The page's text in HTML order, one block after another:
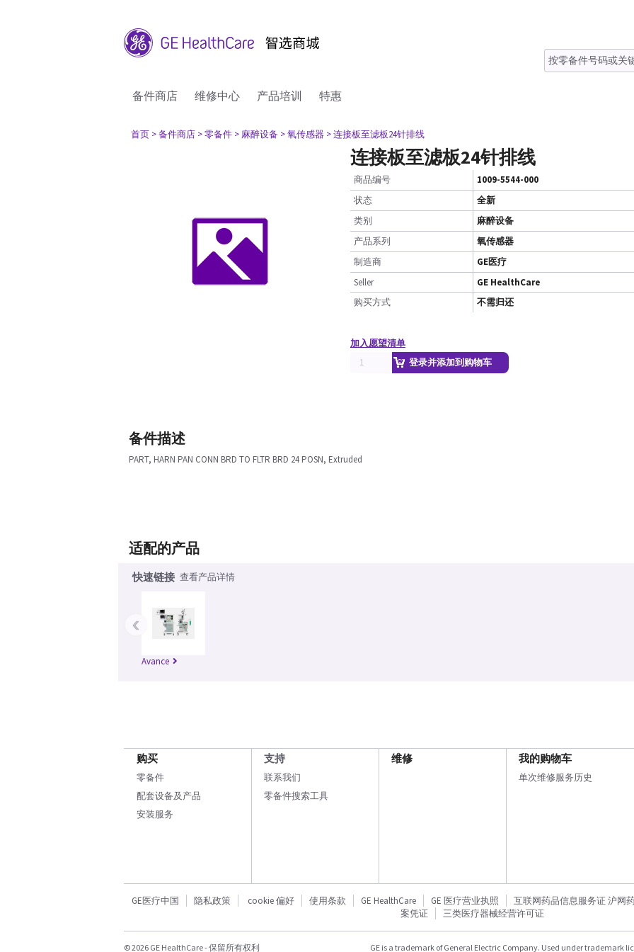
备件商店 维修中心 产品培训 特惠
首页 > 备件商店 > 零备件 > 麻醉设备 > 氧传感器 > 连接板至滤板24针排线
连接板至滤板24针排线
商品编号
1009-5544-000
状态
全新
类别
麻醉设备
产品系列
氧传感器
制造商
GE医疗
Seller
GE HealthCare
购买方式
不需归还
加入愿望清单
登录并添加到购物车
备件描述
PART, HARN PAN CONN BRD TO FLTR BRD 24 POSN, Extruded
适配的产品
快速链接 查看产品详情
Avance
‹
购买
零备件
配套设备及产品
安装服务
支持
联系我们
零备件搜索工具
维修 我的购物车
单次维修服务历史
GE医疗中国 隐私政策 cookie 偏好 使用条款 GE HealthCare GE 医疗营业执照
互联网药品信息服务证 沪网
案凭证
三类医疗器械经营许可证
© 2026 GE HealthCare - 保留所有权利 GE is a trademark of General Electric Company. Used under trademark